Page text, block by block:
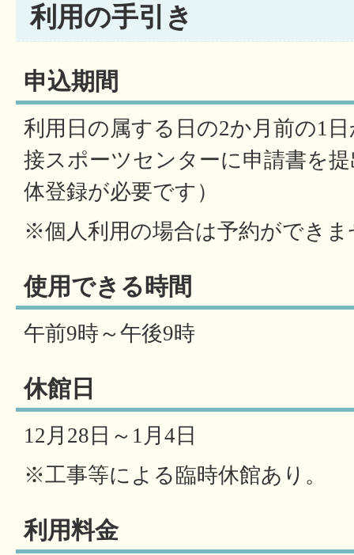
利用の手引き
申込期間
利用日の属する日の2か月前の1
接スポーツセンターに申請書を
体登録が必要です）
※個人利用の場合は予約ができま
使用できる時間
午前9時～午後9時
休館日
12月28日～1月4日
※工事等による臨時休館あり。
利用料金